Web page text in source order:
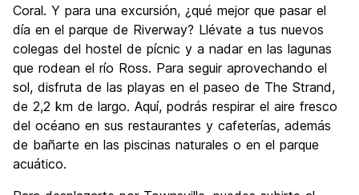
Coral. Y para una excursión, ¿qué mejor que pasar el
día en el parque de Riverway? Llévate a tus nuevos
colegas del hostel de pícnic y a nadar en las lagunas
que rodean el río Ross. Para seguir aprovechando el
sol, disfruta de las playas en el paseo de The Strand,
de 2,2 km de largo. Aquí, podrás respirar el aire fresco
del océano en sus restaurantes y cafeterías, además
de bañarte en las piscinas naturales o en el parque
acuático.